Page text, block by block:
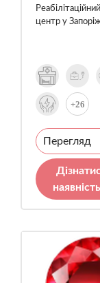
центр у
+26
Перегляд